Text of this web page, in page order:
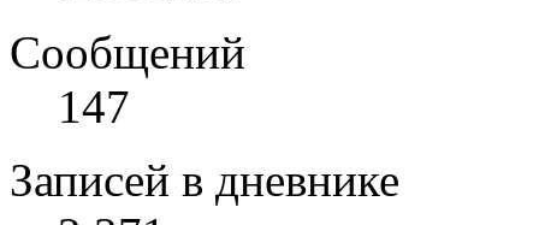
Сообщений
147
Записей в дневнике